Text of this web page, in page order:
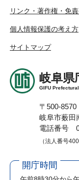
リンク・著作権・免
個人情報保護の考え方
サイトマップ
岐阜県
GIFU
〒500-8570
岐阜市薮田
電話番号
（法人番号
開庁時間